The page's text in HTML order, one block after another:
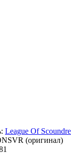
League Of
(оригинал)